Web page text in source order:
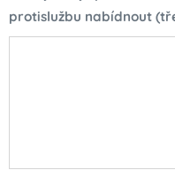
protislužbu nabídnout